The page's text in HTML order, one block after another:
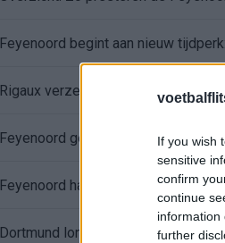
If you wish
sensitive
confirm
continue
information
further
Feyenoord begint aan nieuw
Rigaux verzet meteen bergen bij
Feyenoord gebruikt Ajax-talenten
Feyenoord haakte al snel af: WK-